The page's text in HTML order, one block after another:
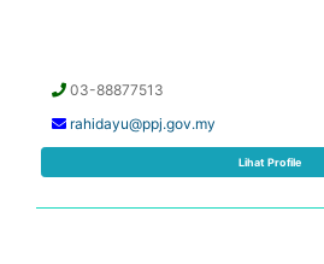
03-88877513
rahidayu@ppj.gov.my
Lihat Profile